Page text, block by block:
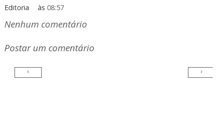
Editoria às08:57
Nenhum comentário
Postar um comentário
‹ ›